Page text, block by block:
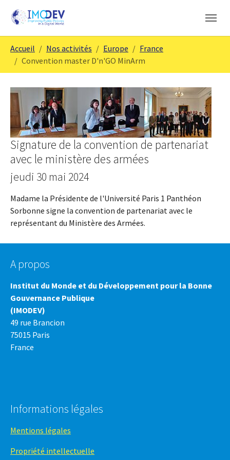
Accueil Nos activités Europe
France
Convention master D'n'GO MinArm
Signature de la convention de partenariat
avec le ministère des armées
jeudi 30 mai 2024
Madame la Présidente de l'Université Paris 1 Panthéon
Sorbonne signe la convention de partenariat avec le
représentant du Ministère des Armées.
A propos
Institut du Monde et du Développement pour la Bonne
Gouvernance Publique
(IMODEV)
49 rue Brancion
75015 Paris
France
Informations légales
Mentions légales
Propriété intellectuelle